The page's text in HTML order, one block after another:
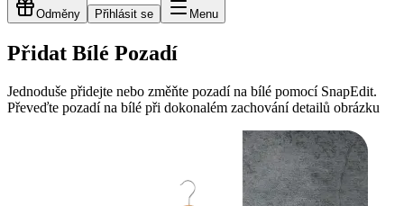
Odměny Přihlásit se Menu
Přidat Bílé Pozadí
Jednoduše přidejte nebo změňte pozadí na bílé pomocí SnapEdit.
Převeďte pozadí na bílé při dokonalém zachování detailů obrázku